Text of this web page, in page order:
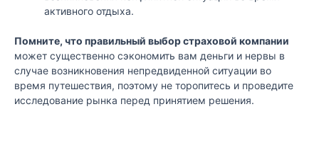
активного отдыха.
Помните, что правильный выбор страховой компании
может существенно сэкономить вам деньги и нервы в
случае возникновения непредвиденной ситуации во
время путешествия, поэтому не торопитесь и проведите
исследование рынка перед принятием решения.